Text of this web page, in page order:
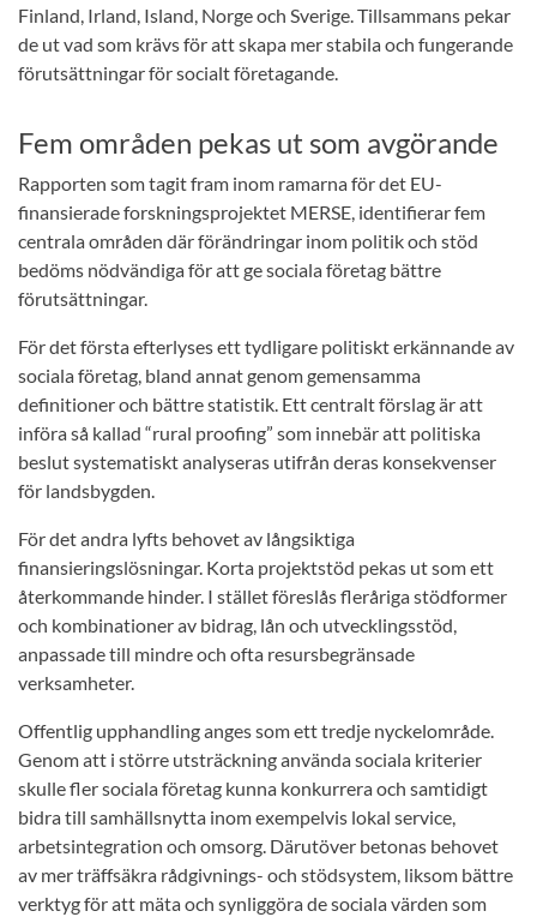
Finland, Irland, Island, Norge och Sverige. Tillsammans pekar
de ut vad som krävs för att skapa mer stabila och fungerande
förutsättningar för socialt företagande.
Fem områden pekas ut som avgörande
Rapporten som tagit fram inom ramarna för det EU-
finansierade forskningsprojektet MERSE, identifierar fem
centrala områden där förändringar inom politik och stöd
bedöms nödvändiga för att ge sociala företag bättre
förutsättningar.
För det första efterlyses ett tydligare politiskt erkännande av
sociala företag, bland annat genom gemensamma
definitioner och bättre statistik. Ett centralt förslag är att
införa så kallad “rural proofing” som innebär att politiska
beslut systematiskt analyseras utifrån deras konsekvenser
för landsbygden.
För det andra lyfts behovet av långsiktiga
finansieringslösningar. Korta projektstöd pekas ut som ett
återkommande hinder. I stället föreslås fleråriga stödformer
och kombinationer av bidrag, lån och utvecklingsstöd,
anpassade till mindre och ofta resursbegränsade
verksamheter.
Offentlig upphandling anges som ett tredje nyckelområde.
Genom att i större utsträckning använda sociala kriterier
skulle fler sociala företag kunna konkurrera och samtidigt
bidra till samhällsnytta inom exempelvis lokal service,
arbetsintegration och omsorg. Därutöver betonas behovet
av mer träffsäkra rådgivnings- och stödsystem, liksom bättre
verktyg för att mäta och synliggöra de sociala värden som